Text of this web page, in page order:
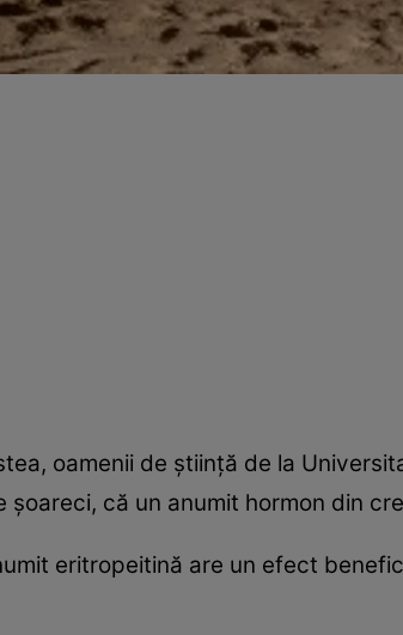
oamenii de ştiinţă de la
şoareci, că un anumit hormon din
eritropeitină are un efect